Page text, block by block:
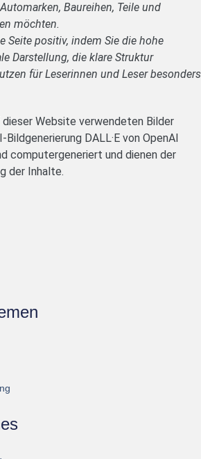
Baureihen, Teile und
möchten.
Seite positiv, indem Sie die hohe
Darstellung, die klare Struktur
für Leserinnen und Leser besonders
Website verwendeten Bilder
DALL·E von OpenAI
computergeneriert und dienen der
der Inhalte.